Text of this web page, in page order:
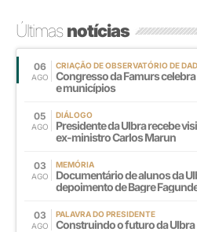
Últimasnotícias
06
AGO
CRIAÇÃO DE OBSERVATÓRIO DE
Congresso da Famurs
e municípios
05
AGO
DIÁLOGO
Presidente da Ulbra recebe
ex-ministro Carlos Marun
03
AGO
MEMÓRIA
Documentário de alunos da
depoimento de Bagre
03
AGO
PALAVRA DO PRESIDENTE
Construindo o futuro da Ulbra